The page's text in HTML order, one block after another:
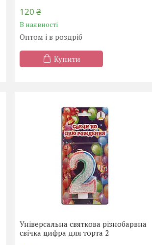
120 ₴
В наявності
Оптом і в роздріб
Купити
Універсальна святкова різнобарвна
свічка цифра для торта 2